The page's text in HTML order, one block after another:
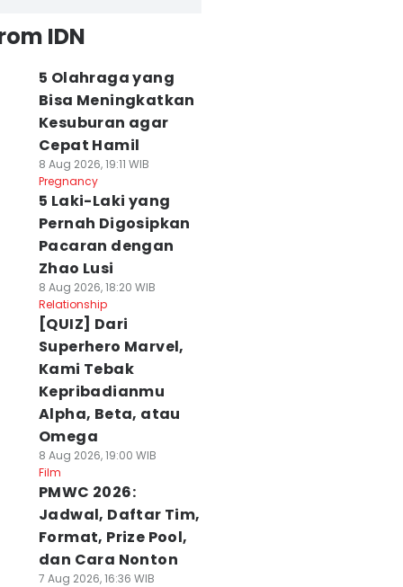
IDN
5 Olahraga yang
Bisa Meningkatkan
Kesuburan agar
Cepat Hamil
8 Aug 2026, 19:11 WIB
Pregnancy
5 Laki-Laki yang
Pernah Digosipkan
Pacaran dengan
Zhao Lusi
8 Aug 2026, 18:20 WIB
Relationship
[QUIZ] Dari
Superhero Marvel,
Kami Tebak
Kepribadianmu
Alpha, Beta, atau
Omega
8 Aug 2026, 19:00 WIB
Film
PMWC 2026:
Jadwal, Daftar Tim,
Format, Prize Pool,
dan Cara Nonton
7 Aug 2026, 16:36 WIB